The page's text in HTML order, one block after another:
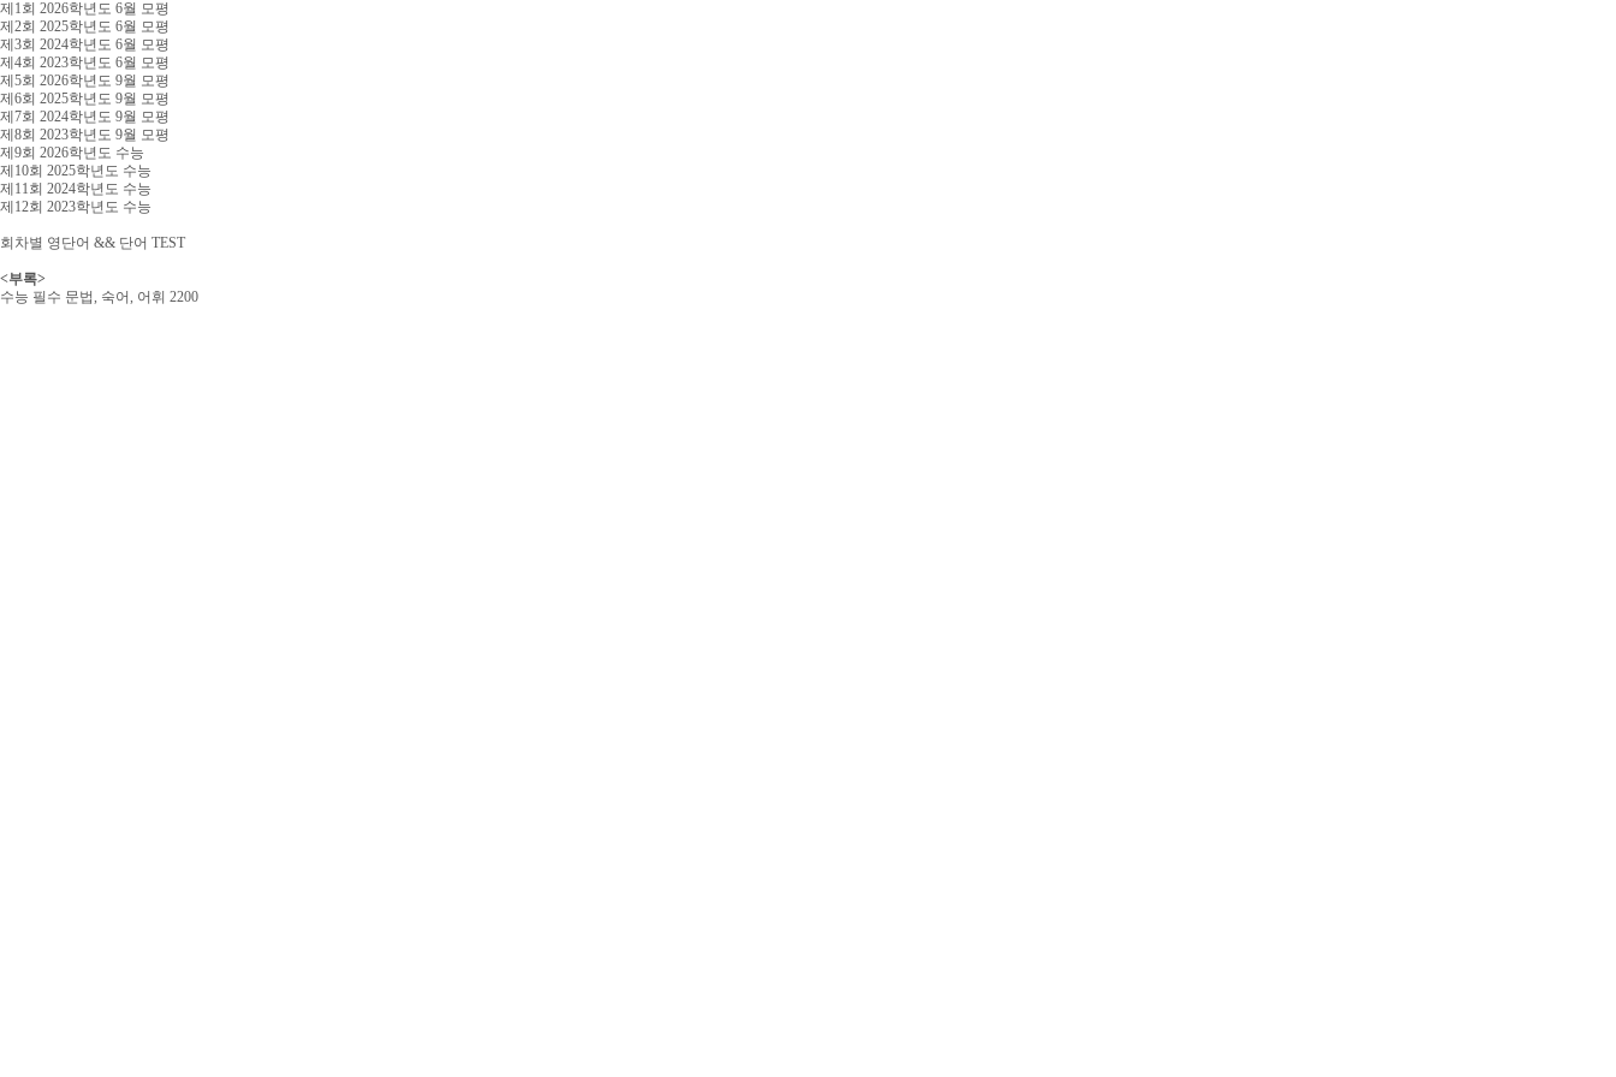
제1회 2026학년도 6월 모평
제2회 2025학년도 6월 모평
제3회 2024학년도 6월 모평
제4회 2023학년도 6월 모평
제5회 2026학년도 9월 모평
제6회 2025학년도 9월 모평
제7회 2024학년도 9월 모평
제8회 2023학년도 9월 모평
제9회 2026학년도 수능
제10회 2025학년도 수능
제11회 2024학년도 수능
제12회 2023학년도 수능
회차별 영단어 && 단어 TEST
<부록>
수능 필수 문법, 숙어, 어휘 2200